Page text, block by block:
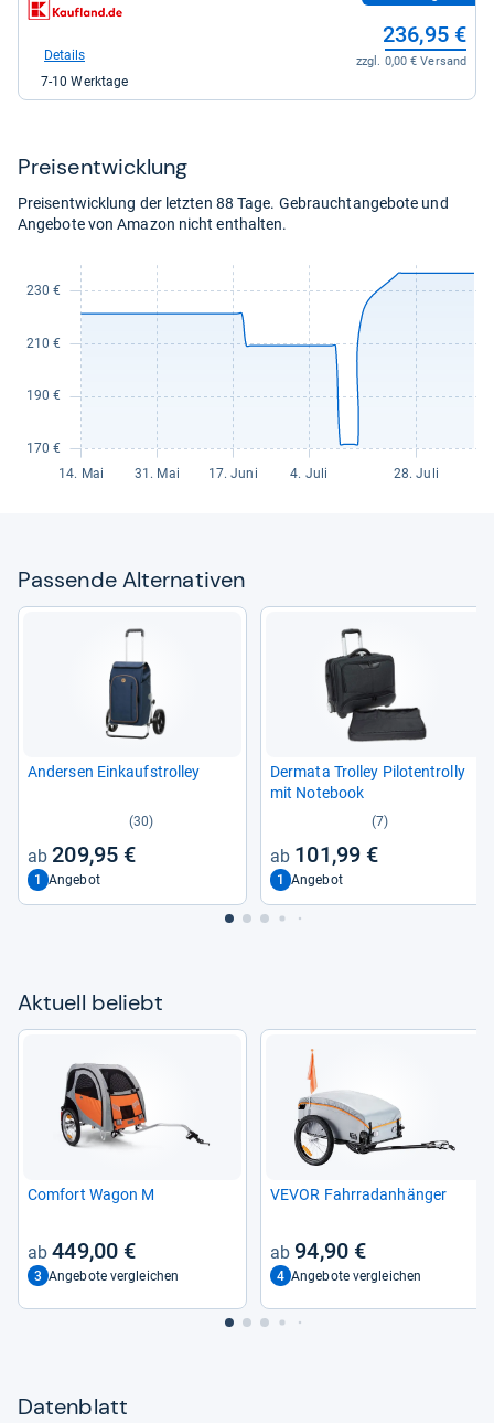
Shop:
Kaufland
236,95
236,95 €
zzgl. 0,00 € Versand
Details
7-10 Werktage
Preis­ent­wick­lung
Preisentwicklung der letzten 88 Tage. Gebrauchtangebote und
Angebote von Amazon nicht enthalten.
Pas­sende Alter­na­ti­ven
Ander­sen Ein­kaufstrol­ley
(30)
209,95 €
1 Angebot
Der­mata Trol­ley Pilo­tentrolly
mit Note­book
(7)
101,99 €
1 Angebot
Aktu­ell beliebt
Com­fort Wagon M
449,00 €
3 Angebote vergleichen
VEVOR Fahr­rad­an­hän­ger
94,90 €
4 Angebote vergleichen
Datenblatt